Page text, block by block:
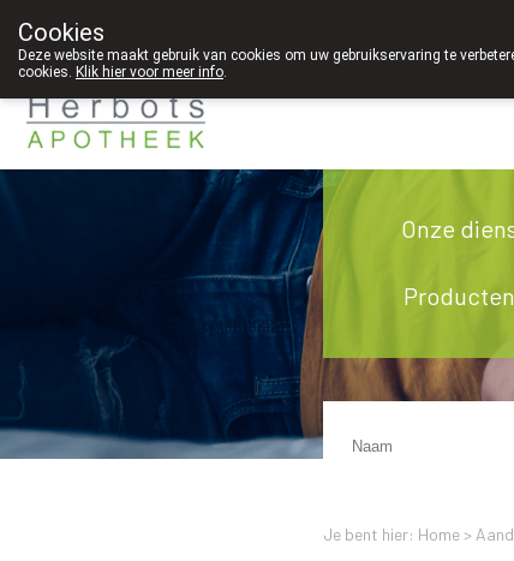
089 41 20 09
Onze
Je bent hier: Home >
Cookies
Deze website maakt gebruik van cookies om uw gebruikservaring te
cookies. Klik hier voor meer info.